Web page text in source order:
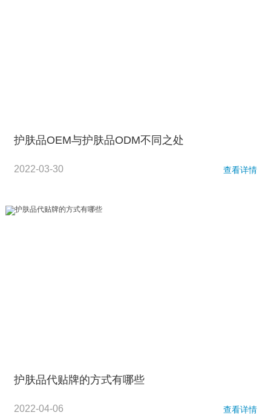
护肤品OEM与护肤品ODM不同之处
2022-03-30 查看详情
护肤品代贴牌的方式有哪些
2022-04-06 查看详情